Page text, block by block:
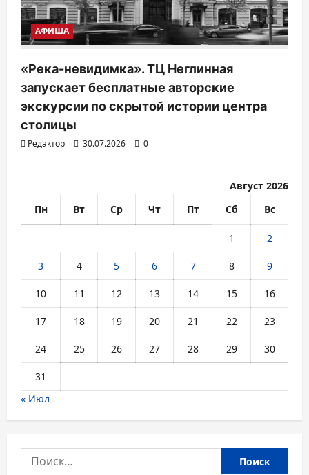
АФИША
«Река-невидимка». ТЦ Неглинная
запускает бесплатные авторские
экскурсии по скрытой истории центра
столицы
Редактор 30.07.2026 0
Август 2026
Пн
Вт Ср Чт Пт Сб Вс
1 2
3 4 5 6 7 8 9
10 11 12 13 14 15 16
17 18 19 20 21 22 23
24 25 26 27 28 29 30
31
« Июл
Найти: